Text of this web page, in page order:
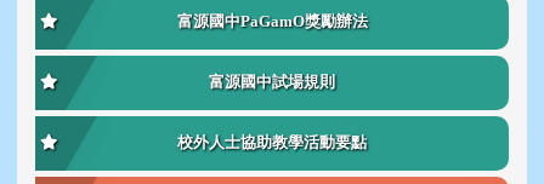
富源國中PaGamO獎勵辦法
富源國中試場規則
校外人士協助教學活動要點